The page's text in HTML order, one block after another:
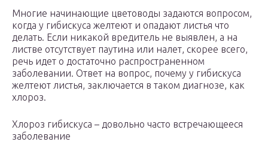
Многие начинающие цветоводы задаются вопросом,
когда у гибискуса желтеют и опадают листья что
делать. Если никакой вредитель не выявлен, а на
листве отсутствует паутина или налет, скорее всего,
речь идет о достаточно распространенном
заболевании. Ответ на вопрос, почему у гибискуса
желтеют листья, заключается в таком диагнозе, как
хлороз.
Хлороз гибискуса – довольно часто встречающееся
заболевание